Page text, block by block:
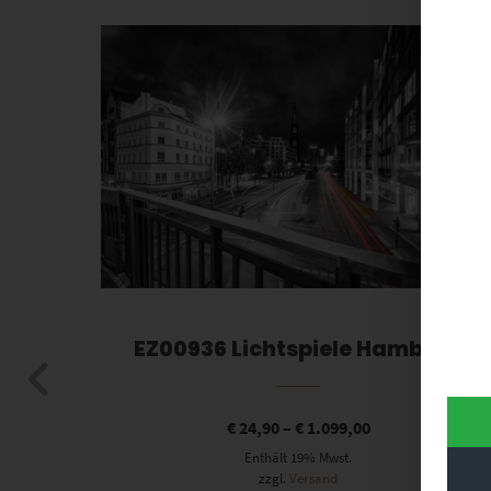
Dieses Produkt weist mehrere Varianten auf. Die Optionen können auf der Produktseite gewählt werden
EZ00936 Lichtspiele Hamburg
€24,90– €1.099,00
Enthält 19% Mwst.
zzgl.Versand